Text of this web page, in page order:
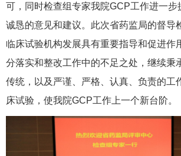
可，同时检查组专家我院GCP工作进一步
诚恳的意见和建议。此次省药监局的督导
临床试验机构发展具有重要指导和促进作
分落实和整改工作中的不足之处，继续秉
传统，以及严谨、严格、认真、负责的工
床试验，使我院GCP工作上一个新台阶。